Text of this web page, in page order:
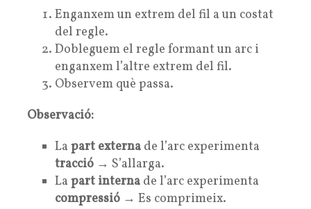
Enganxem un extrem del fil a un costat
del regle.
Dobleguem el regle formant un arc i
enganxem l’altre extrem del fil.
Observem què passa.
Observació:
La part externa de l’arc experimenta
tracció → S’allarga.
La part interna de l’arc experimenta
compressió → Es comprimeix.